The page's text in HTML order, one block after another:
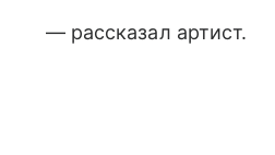
— рассказал артист.